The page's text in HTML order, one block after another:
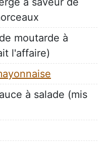
moutarde à
l'affaire)
à salade (mis